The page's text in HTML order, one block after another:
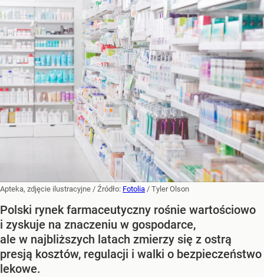
Apteka, zdjęcie ilustracyjne / Źródło: Fotolia / Tyler Olson
Polski rynek farmaceutyczny rośnie wartościowo
i zyskuje na znaczeniu w gospodarce,
ale w najbliższych latach zmierzy się z ostrą
presją kosztów, regulacji i walki o bezpieczeństwo
lekowe.